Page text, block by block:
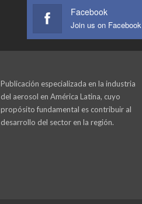
Facebook
Join us on Facebook
Publicación especializada en la industria
del aerosol en América Latina, cuyo
propósito fundamental es contribuir al
desarrollo del sector en la región.